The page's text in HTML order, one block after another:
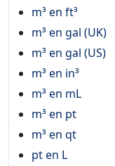
m³ en ft³
m³ en gal (UK)
m³ en gal (US)
m³ en in³
m³ en mL
m³ en pt
m³ en qt
pt en L